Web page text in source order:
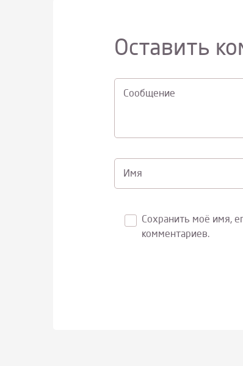
Оставить
Cообщение
Имя
Сохранить моё имя,
комментариев.